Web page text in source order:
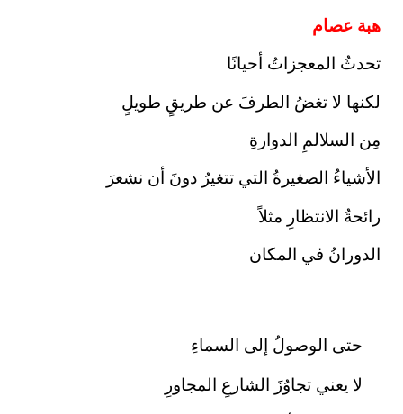
هبة عصام
تحدثُ المعجزاتُ أحيانًا
لكنها لا تغضُ الطرفَ عن طريقٍ طويلٍ
مِن السلالمِ الدوارةِ
الأشياءُ الصغيرةُ التي تتغيرُ دونَ أن نشعرَ
رائحةُ الانتظارِ مثلاً
الدورانُ في المكان
حتى الوصولُ إلى السماءِ
لا يعني تجاوُزَ الشارعِ المجاورِ